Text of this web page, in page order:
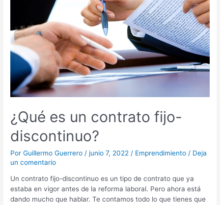
¿Qué es un contrato fijo-
discontinuo?
PorGuillermo Guerrero /junio 7, 2022 / Emprendimiento / Deja
un comentario
Un contrato fijo-discontinuo es un tipo de contrato que ya
estaba en vigor antes de la reforma laboral. Pero ahora está
dando mucho que hablar. Te contamos todo lo que tienes que
discontinuo?